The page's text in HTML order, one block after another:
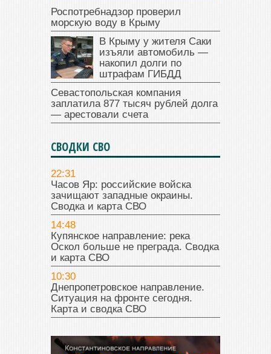
Роспотребнадзор проверил
морскую воду в Крыму
В Крыму у жителя Саки
изъяли автомобиль —
накопил долги по
штрафам ГИБДД
Севастопольская компания
заплатила 877 тысяч рублей долга
— арестовали счета
СВОДКИ СВО
22:31
Часов Яр: российские войска
зачищают западные окраины.
Сводка и карта СВО
14:48
Купянское направление: река
Оскол больше не преграда. Сводка
и карта СВО
10:30
Днепропетровское направление.
Ситуация на фронте сегодня.
Карта и сводка СВО